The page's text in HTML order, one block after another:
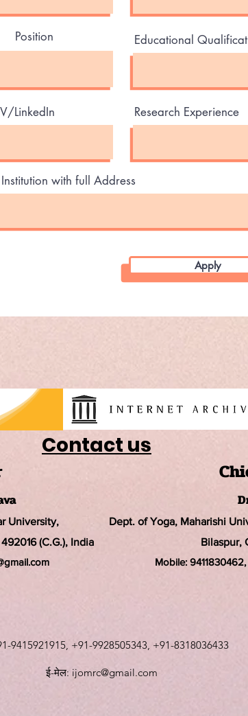
Position Educational
LinkedIn Research Experience
with full Address
Apply
Contact us
University,
(C.G.), India
gmail.com
Dept. of Yoga, Maharishi
Bilaspur,
Mobile:
9415921915, +91-9928505343, +91-8318036433
ई-मेल: ijomrc@gmail.com